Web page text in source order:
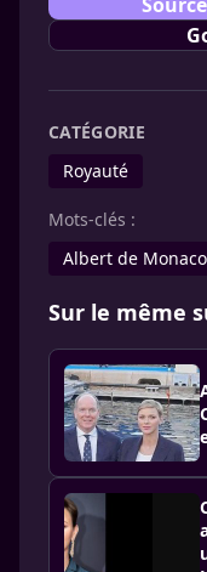
CATÉGORIE
Royauté
Mots-clés :
Albert de Monaco
Sur le même